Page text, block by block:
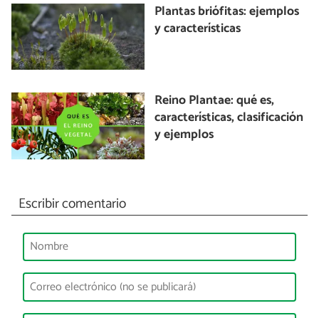
Plantas briófitas: ejemplos
y características
Reino Plantae: qué es,
características, clasificación
y ejemplos
Escribir comentario